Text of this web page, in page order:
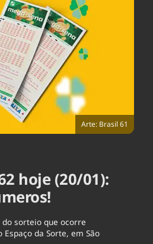
Meio Ambiente
Podcast
Política
Saúde
Tempo
Arte: Brasil 61
hoje (20/01):
sorteio que ocorre
da Sorte, em São